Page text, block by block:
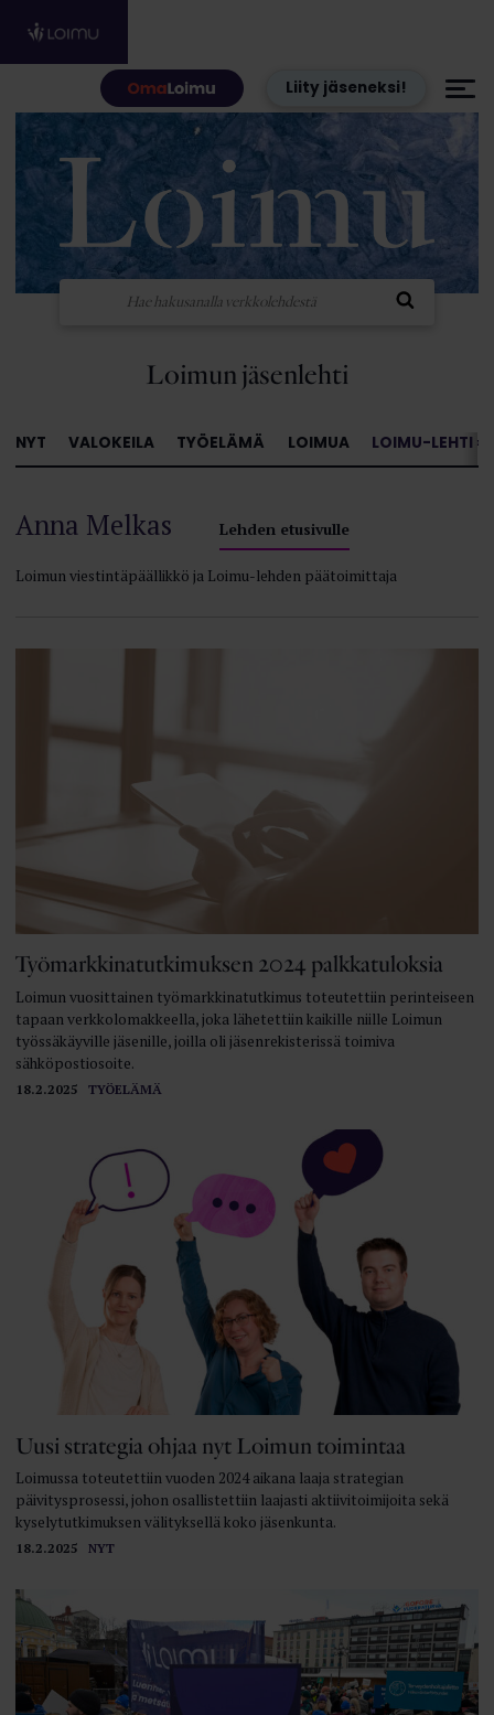
Liity jäseneksi!
Loimun jäsenlehti
NYT VALOKEILA TYÖELÄMÄ LOIMUA LOIMU-LEHTI »
Anna Melkas Lehden etusivulle
Loimun viestintäpäällikkö ja Loimu-lehden päätoimittaja
18.2.2025 TYÖELÄMÄ
Työmarkkinatutkimuksen 2024 palkkatuloksia
Loimun vuosittainen työmarkkinatutkimus toteutettiin perinteiseen
tapaan verkkolomakkeella, joka lähetettiin kaikille niille Loimun
työssäkäyville jäsenille, joilla oli jäsenrekisterissä toimiva
sähköpostiosoite.
18.2.2025 NYT
Uusi strategia ohjaa nyt Loimun toimintaa
Loimussa toteutettiin vuoden 2024 aikana laaja strategian
päivitysprosessi, johon osallistettiin laajasti aktiivitoimijoita sekä
kyselytutkimuksen välityksellä koko jäsenkunta.